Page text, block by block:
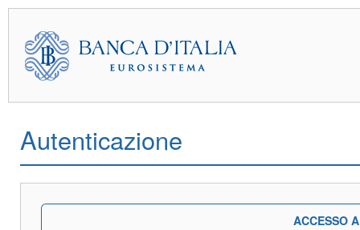
Autenticazione
ACCESSO